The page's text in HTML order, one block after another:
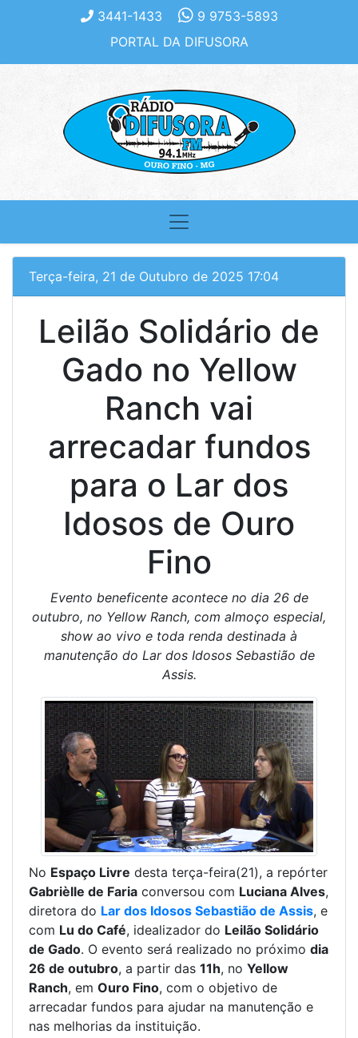
3441-1433
9 9753-5893
PORTAL DA DIFUSORA
Terça-feira, 21 de Outubro de 2025 17:04
Leilão Solidário de
Gado no Yellow
Ranch vai
arrecadar fundos
para o Lar dos
Idosos de Ouro
Fino
Evento beneficente acontece no dia 26 de
outubro, no Yellow Ranch, com almoço especial,
show ao vivo e toda renda destinada à
manutenção do Lar dos Idosos Sebastião de
Assis.
No Espaço Livre desta terça-feira(21), a repórter
Gabrièlle de Faria conversou com Luciana Alves,
diretora do Lar dos Idosos Sebastião de Assis, e
com Lu do Café, idealizador do Leilão Solidário
de Gado. O evento será realizado no próximo dia
26 de outubro, a partir das 11h, no Yellow
Ranch, em Ouro Fino, com o objetivo de
arrecadar fundos para ajudar na manutenção e
nas melhorias da instituição.